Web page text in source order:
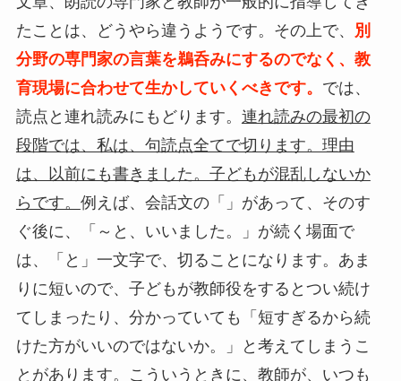
たことは、どうやら違うようです。その上で、
別
分野の専門家の言葉を鵜呑みにするのでなく、教
育現場に合わせて生かしていくべきです。 では、
読点と連れ読みにもどります。 連れ読みの最初の
段階では、私は、句読点全てで切ります。理由
は、以前にも書きました。子どもが混乱しないか
らです。 例えば、会話文の「」があって、そのす
ぐ後に、「～と、いいました。」が続く場面で
は、「と」一文字で、切ることになります。あま
りに短いので、子どもが教師役をするとつい続け
てしまったり、分かっていても「短すぎるから続
けた方がいいのではないか。」と考えてしまうこ
とがあります。こういうときに、教師が、いつも